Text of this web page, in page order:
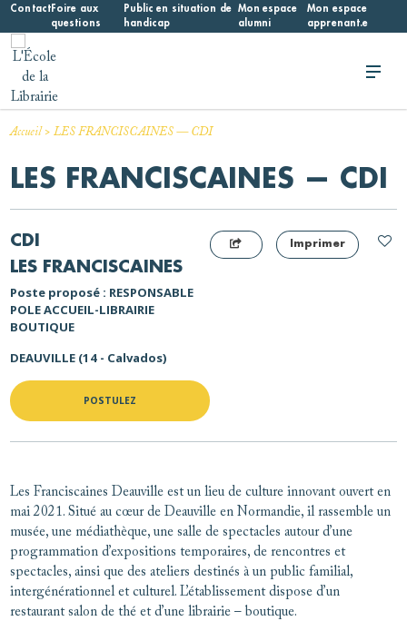
Skip
content
ContactFoire aux
questions
Public en situation de
handicap
Mon espace
alumni
Mon espace
apprenant.e
Accueil>LES FRANCISCAINES — CDI
LES FRANCISCAINES — CDI
CDI
LES FRANCISCAINES
Poste proposé : RESPONSABLE
POLE ACCUEIL-LIBRAIRIE
BOUTIQUE
DEAUVILLE (14 - Calvados)
POSTULEZ
Imprimer
Les Franciscaines Deauville est un lieu de culture innovant ouvert en
mai 2021. Situé au cœur de Deauville en Normandie, il rassemble un
musée, une médiathèque, une salle de spectacles autour d’une
programmation d’expositions temporaires, de rencontres et
spectacles, ainsi que des ateliers destinés à un public familial,
intergénérationnel et culturel. L’établissement dispose d’un
restaurant salon de thé et d’une librairie – boutique.